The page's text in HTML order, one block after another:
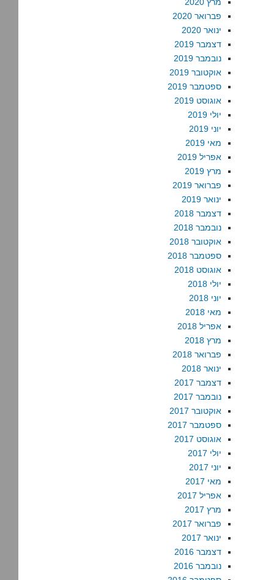
פברואר 2020
ינואר 2020
דצמבר 2019
נובמבר 2019
אוקטובר 2019
ספטמבר 2019
אוגוסט 2019
יולי 2019
יוני 2019
מאי 2019
אפריל 2019
מרץ 2019
פברואר 2019
ינואר 2019
דצמבר 2018
נובמבר 2018
אוקטובר 2018
ספטמבר 2018
אוגוסט 2018
יולי 2018
יוני 2018
מאי 2018
אפריל 2018
מרץ 2018
פברואר 2018
ינואר 2018
דצמבר 2017
נובמבר 2017
אוקטובר 2017
ספטמבר 2017
אוגוסט 2017
יולי 2017
יוני 2017
מאי 2017
אפריל 2017
מרץ 2017
פברואר 2017
ינואר 2017
דצמבר 2016
נובמבר 2016